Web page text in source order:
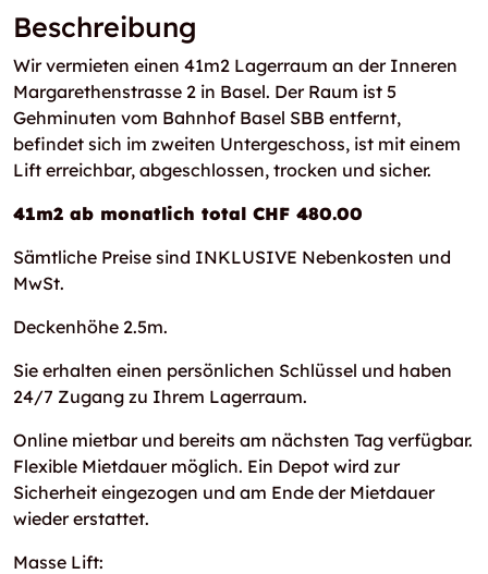
Beschreibung
Wir vermieten einen 41m2 Lagerraum an der Inneren
Margarethenstrasse 2 in Basel. Der Raum ist 5
Gehminuten vom Bahnhof Basel SBB entfernt,
befindet sich im zweiten Untergeschoss, ist mit einem
Lift erreichbar, abgeschlossen, trocken und sicher.
41m2 ab monatlich total CHF 480.00
Sämtliche Preise sind INKLUSIVE Nebenkosten und
MwSt.
Deckenhöhe 2.5m.
Sie erhalten einen persönlichen Schlüssel und haben
24/7 Zugang zu Ihrem Lagerraum.
Online mietbar und bereits am nächsten Tag verfügbar.
Flexible Mietdauer möglich. Ein Depot wird zur
Sicherheit eingezogen und am Ende der Mietdauer
wieder erstattet.
Masse Lift: